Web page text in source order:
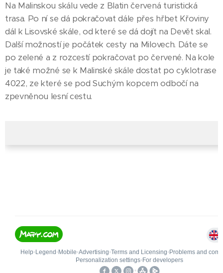
Na Malinskou skálu vede z Blatin červená turistická
trasa. Po ní se dá pokračovat dále přes hřbet Křoviny
dál k Lisovské skále, od které se dá dojít na Devět skal.
Další možností je počátek cesty na Milovech. Dáte se
po zelené a z rozcestí pokračovat po červené. Na kole
je také možné se k Malinské skále dostat po cyklotrase
4022, ze které se pod Suchým kopcem odbočí na
zpevněnou lesní cestu.